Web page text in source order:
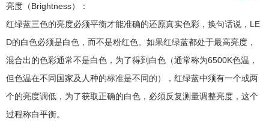
亮度（Brightness）：
红绿蓝三色的亮度必须平衡才能准确的还原真实色彩，换句话说，LE
D的白色必须是白色，而不是粉红色。如果红绿蓝都处于最高亮度，
混合出的色彩通常不是白色，为了得到白色（通常称为6500K色温，
但色温在不同国家及人种的标准是不同的），红绿蓝中须有一个或两
个的亮度调低，为了获取正确的白色，必须反复测量调整亮度，这个
过程称白平衡。